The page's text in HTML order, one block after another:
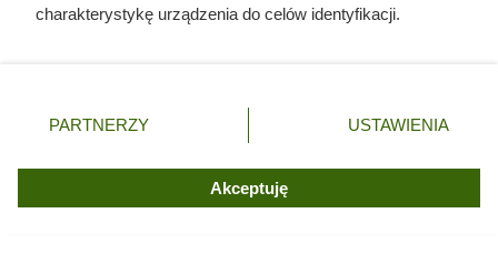
Doprowadził do śmierci większej
jako bohatera
charakterystykę urządzenia do celów identyfikacji.
zmienić/wycofać klikając przycisk ustawień prywatności
znajdujący się w lewym dolnym rogu strony. Niektóre
użytkownika, ale masz prawo sprzeciwić się takiemu
przetwarzaniu. Preferencje będą miały zastosowania tylko
PARTNERZY USTAWIENIA
Akceptuję